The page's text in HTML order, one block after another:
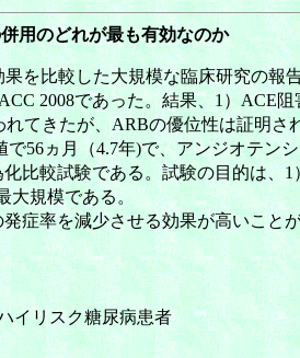
用のどれが最も有効なのか
を比較した大規模な臨床研究の報
2008であった。結果、1）ACE
きたが、ARBの優位性は証明さ
56ヵ月（4.7年)で、アンジオテ
比較試験である。試験の目的は
規模である。
率を減少させる効果が高いこ
イリスク糖尿病患者